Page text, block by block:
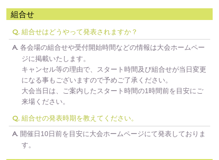
組合せ
Q. 組合せはどうやって発表されますか？
A. 各会場の組合せや受付開始時間などの情報は大会ホームペー
ジに掲載いたします。
キャンセル等の理由で、スタート時間及び組合せが当日変更
になる事もございますので予めご了承ください。
大会当日は、ご案内したスタート時間の1時間前を目安にご
来場ください。
Q. 組合せの発表時期を教えてください。
A. 開催日10日前を目安に大会ホームページにて発表しておりま
す。